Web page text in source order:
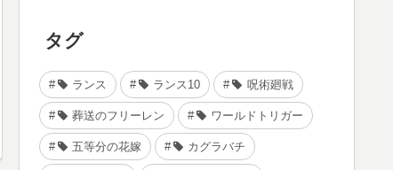
タグ
ランス ランス10 呪術廻戦
葬送のフリーレン ワールドトリガー
五等分の花嫁 カグラバチ